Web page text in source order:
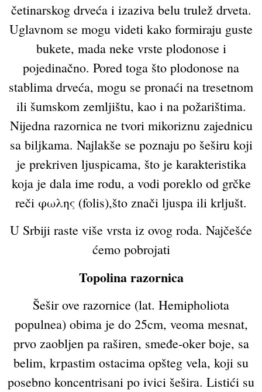
četinarskog drveća i izaziva belu trulež drveta.
Uglavnom se mogu videti kako formiraju guste
bukete, mada neke vrste plodonose i
pojedinačno. Pored toga što plodonose na
stablima drveća, mogu se pronaći na tresetnom
ili šumskom zemljištu, kao i na požarištima.
Nijedna razornica ne tvori mikoriznu zajednicu
sa biljkama. Najlakše se poznaju po šeširu koji
je prekriven ljuspicama, što je karakteristika
koja je dala ime rodu, a vodi poreklo od grčke
reči φωλης (folis),što znači ljuspa ili krljušt.
U Srbiji raste više vrsta iz ovog roda. Najčešće
ćemo pobrojati
Topolina razornica
Šešir ove razornice (lat. Hemipholiota
populnea) obima je do 25cm, veoma mesnat,
prvo zaobljen pa raširen, smeđe-oker boje, sa
belim, krpastim ostacima opšteg vela, koji su
posebno koncentrisani po ivici šešira. Listići su